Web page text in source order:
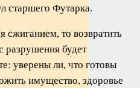
старшего Футарка.
сжиганием, то возвратить
разрушения будет
уверены ли, что готовы
имущество, здоровье